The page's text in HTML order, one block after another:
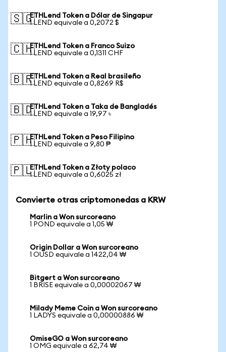
🇸🇬ETHLend Token a Dólar de Singapur
1 LEND equivale a 0,2072 $
🇨🇭ETHLend Token a Franco Suizo
1 LEND equivale a 0,1311 CHF
🇧🇷ETHLend Token a Real brasileño
1 LEND equivale a 0,8269 R$
🇧🇩ETHLend Token a Taka de Bangladés
1 LEND equivale a 19,97 ৳
🇵🇭ETHLend Token a Peso Filipino
1 LEND equivale a 9,80 ₱
🇵🇱ETHLend Token a Złoty polaco
1 LEND equivale a 0,6025 zł
Convierte otras criptomonedas a KRW
Marlin a Won surcoreano
1 POND equivale a 1,05 ₩
Origin Dollar a Won surcoreano
1 OUSD equivale a 1422,04 ₩
Bitgert a Won surcoreano
1 BRISE equivale a 0,00002067 ₩
Milady Meme Coin a Won surcoreano
1 LADYS equivale a 0,00000886 ₩
OmiseGO a Won surcoreano
1 OMG equivale a 62,74 ₩